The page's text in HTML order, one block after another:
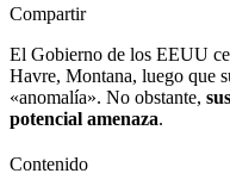
Compartir
El Gobierno de los EEUU
Havre, Montana, luego que
«anomalía». No obstante,
potencial amenaza.
Contenido